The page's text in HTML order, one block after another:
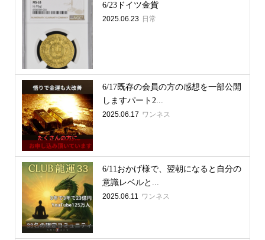
6/23ドイツ金貨
2025.06.23 日常
6/17既存の会員の方の感想を一部公開
しますパート2...
2025.06.17 ワンネス
6/11おかげ様で、翌朝になると自分の
意識レベルと...
2025.06.11 ワンネス